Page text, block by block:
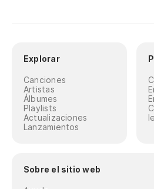
Explorar
Canciones
Artistas
Álbumes
Playlists
Actualizaciones
Lanzamientos
Sobre el sitio web